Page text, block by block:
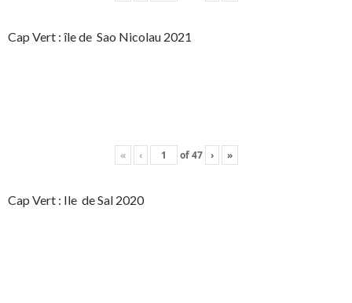
Cap Vert : île de Sao Nicolau 2021
« ‹ of47 › »
Cap Vert : Ile de Sal 2020